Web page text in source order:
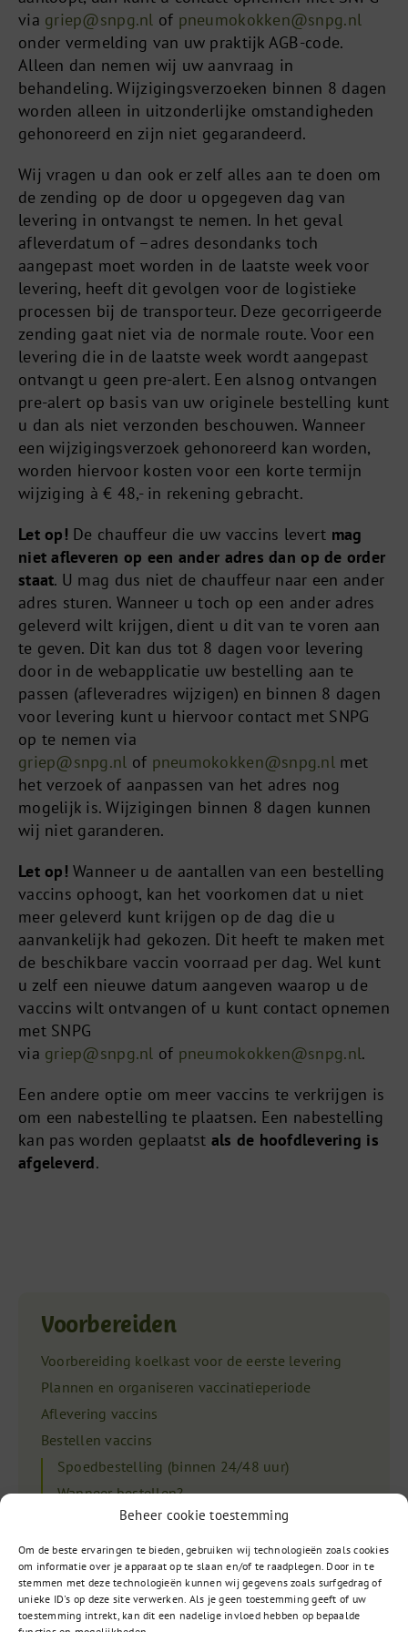
Beheer cookie toestemming
Om de beste ervaringen te bieden, gebruiken wij technologieën zoals cookies
om informatie over je apparaat op te slaan en/of te raadplegen. Door in te
stemmen met deze technologieën kunnen wij gegevens zoals surfgedrag of
unieke ID's op deze site verwerken. Als je geen toestemming geeft of uw
toestemming intrekt, kan dit een nadelige invloed hebben op bepaalde
via griep@snpg.nl of pneumokokken@snpg.nl
onder vermelding van uw praktijk AGB-code.
Alleen dan nemen wij uw aanvraag in
behandeling. Wijzigingsverzoeken binnen 8 dagen
worden alleen in uitzonderlijke omstandigheden
gehonoreerd en zijn niet gegarandeerd.
Wij vragen u dan ook er zelf alles aan te doen om
de zending op de door u opgegeven dag van
levering in ontvangst te nemen. In het geval
afleverdatum of –adres desondanks toch
aangepast moet worden in de laatste week voor
levering, heeft dit gevolgen voor de logistieke
processen bij de transporteur. Deze gecorrigeerde
zending gaat niet via de normale route. Voor een
levering die in de laatste week wordt aangepast
ontvangt u geen pre-alert. Een alsnog ontvangen
pre-alert op basis van uw originele bestelling kunt
u dan als niet verzonden beschouwen. Wanneer
een wijzigingsverzoek gehonoreerd kan worden,
worden hiervoor kosten voor een korte termijn
wijziging à € 48,- in rekening gebracht.
Let op! De chauffeur die uw vaccins levert mag
niet afleveren op een ander adres dan op de order
staat. U mag dus niet de chauffeur naar een ander
adres sturen. Wanneer u toch op een ander adres
geleverd wilt krijgen, dient u dit van te voren aan
te geven. Dit kan dus tot 8 dagen voor levering
door in de webapplicatie uw bestelling aan te
passen (afleveradres wijzigen) en binnen 8 dagen
voor levering kunt u hiervoor contact met SNPG
op te nemen via
griep@snpg.nl of pneumokokken@snpg.nl met
het verzoek of aanpassen van het adres nog
mogelijk is. Wijzigingen binnen 8 dagen kunnen
wij niet garanderen.
Let op! Wanneer u de aantallen van een bestelling
vaccins ophoogt, kan het voorkomen dat u niet
meer geleverd kunt krijgen op de dag die u
aanvankelijk had gekozen. Dit heeft te maken met
de beschikbare vaccin voorraad per dag. Wel kunt
u zelf een nieuwe datum aangeven waarop u de
vaccins wilt ontvangen of u kunt contact opnemen
met SNPG
via griep@snpg.nl of pneumokokken@snpg.nl.
Een andere optie om meer vaccins te verkrijgen is
om een nabestelling te plaatsen. Een nabestelling
kan pas worden geplaatst als de hoofdlevering is
afgeleverd.
Voorbereiden
Voorbereiding koelkast voor de eerste levering
Plannen en organiseren vaccinatieperiode
Aflevering vaccins
Bestellen vaccins
Spoedbestelling (binnen 24/48 uur)
Wanneer bestellen?
Bestelling wijzigen
Verzendkosten vaccins
Aantal vaccins
Nabestellen
Overdracht vaccins